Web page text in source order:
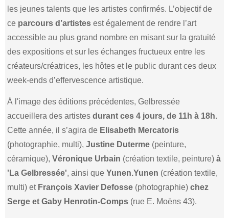
les jeunes talents que les artistes confirmés. L’objectif de
ce parcours d’artistes est également de rendre l’art
accessible au plus grand nombre en misant sur la gratuité
des expositions et sur les échanges fructueux entre les
créateurs/créatrices, les hôtes et le public durant ces deux
week-ends d’effervescence artistique.
Á l'image des éditions précédentes, Gelbressée
accueillera des artistesdurant ces 4 jours, de 11h à 18h.
Cette année, il s’agira de Elisabeth Mercatoris
(photographie, multi),Justine Duterme (peinture,
céramique),Véronique Urbain (création textile, peinture)à
'La Gelbressée', ainsi queYunen.Yunen (création textile,
multi) et François Xavier Defosse (photographie)chez
Serge et Gaby Henrotin-Comps (rue E. Moëns 43).